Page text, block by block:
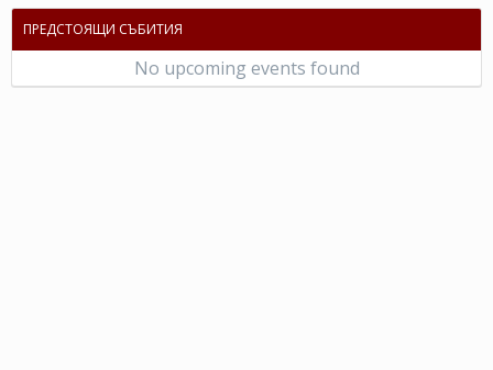
ПРЕДСТОЯЩИ СЪБИТИЯ
No upcoming events found